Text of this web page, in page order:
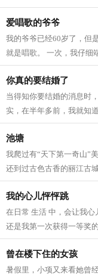
了。 男孩却拿起刀子指着
爱唱歌的爷爷
我的爷爷已经60岁了，但
就是唱歌。 一次，我仔细
而多皱，眉毛比一般人的
你真的要结婚了
当得知你要结婚的消息时
实，在半年多前，我就知
你父亲的身体越来越差。
池塘
我爬过有“天下第一奇山”
还到过古色古香的丽江古
家旁的池塘。那是我成长
我的心儿怦怦跳
在日常 生活 中，会让我心
还是我第一次获得一等奖
幼儿园中班。比赛那天，
曾在楼下住的女孩
暑假里，小项又来看她曾